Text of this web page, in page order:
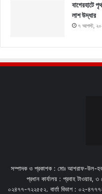
বাগেরহাটে
লাশ উদ্ধার
৭ আগস্ট,
সম্পাদক ও প্রকাশক : মোঃ আশরাফ-উল-হক,
প্রধান কার্যালয় : প্রবাহ টাওয়ার,
০২৪৭৭-৭২২৫৫২. বার্তা বিভাগ : ০২-